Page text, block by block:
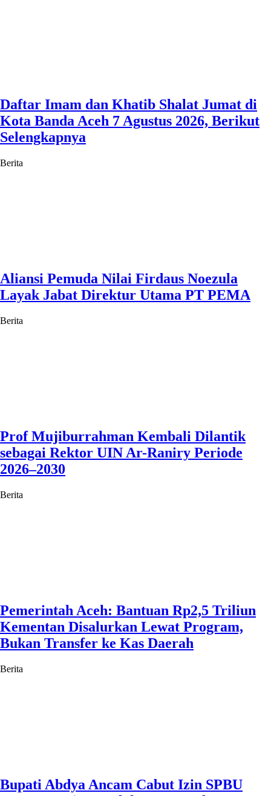
Daftar Imam dan Khatib Shalat Jumat di
Kota Banda Aceh 7 Agustus 2026, Berikut
Selengkapnya
Berita
Aliansi Pemuda Nilai Firdaus Noezula
Layak Jabat Direktur Utama PT PEMA
Berita
Prof Mujiburrahman Kembali Dilantik
sebagai Rektor UIN Ar-Raniry Periode
2026–2030
Berita
Pemerintah Aceh: Bantuan Rp2,5 Triliun
Kementan Disalurkan Lewat Program,
Bukan Transfer ke Kas Daerah
Berita
Bupati Abdya Ancam Cabut Izin SPBU